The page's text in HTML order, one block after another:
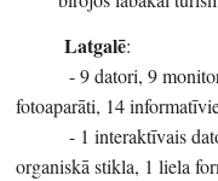
Latgalē:
- 9 datori, 9 monitori,
fotoaparāti, 14
- 1 interaktīvais
organiskā stikla, 1 liela